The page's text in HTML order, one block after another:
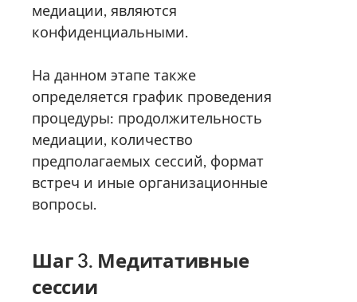
медиации, являются
конфиденциальными.
На данном этапе также
определяется график проведения
процедуры: продолжительность
медиации, количество
предполагаемых сессий, формат
встреч и иные организационные
вопросы.
Шаг 3. Медитативные
сессии